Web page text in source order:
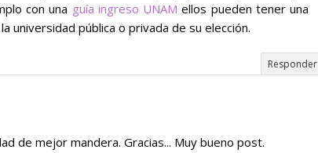
con una guía ingreso UNAM ellos pueden tener una
universidad pública o privada de su elección.
Responder
de mejor mandera. Gracias... Muy bueno post.